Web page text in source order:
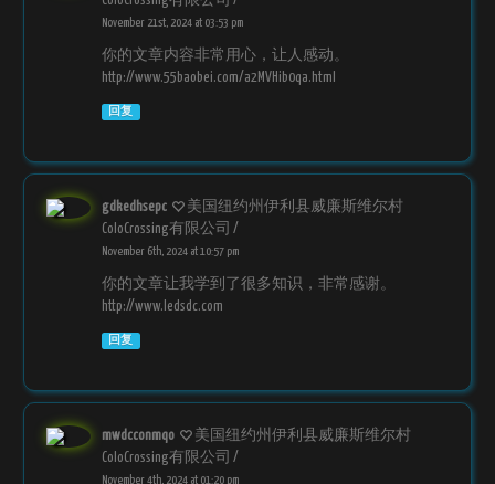
November 21st, 2024 at 03:53 pm
你的文章内容非常用心，让人感动。
http://www.55baobei.com/a2MVHib0qa.html
回复
gdkedhsepc
美国纽约州伊利县威廉斯维尔村
ColoCrossing有限公司 /
November 6th, 2024 at 10:57 pm
你的文章让我学到了很多知识，非常感谢。
http://www.ledsdc.com
回复
mwdcconmqo
美国纽约州伊利县威廉斯维尔村
ColoCrossing有限公司 /
November 4th, 2024 at 01:20 pm